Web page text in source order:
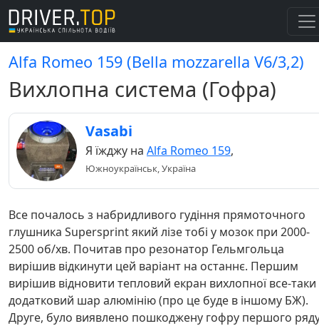
Alfa Romeo 159 (Bella mozzarella V6/3,2)
Вихлопна система (Гофра)
Vasabi
Я їжджу на Alfa Romeo 159,
Южноукраїнськ, Україна
Все почалось з набридливого гудіння прямоточного
глушника Supersprint який лізе тобі у мозок при 2000-
2500 об/хв. Почитав про резонатор Гельмгольца
вирішив відкинути цей варіант на останнє. Першим
вирішив відновити тепловий екран вихлопної все-таки
додатковий шар алюмінію (про це буде в іншому БЖ).
Друге, було виявлено пошкоджену гофру першого